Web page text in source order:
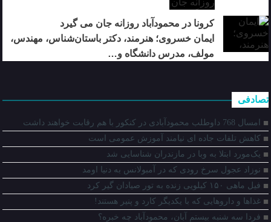
کرونا در محمودآباد روزانه جان می گیرد
ایمان خسروی؛ هنرمند، دکتر باستان‌شناس، مهندس،
مولف، مدرس دانشگاه و…
تصادفی
امسال 768 داوطلب محمودآبادی در کنکور با هم رقابت خواهند داشت
کاهش تلفات جاده ای نیامند آموزش عمومی است
یک‌مورد ابتلا به وبا در مازندران شناسایی شد
نوزاد عجول سرخ رودی که در آمبولانس به دنیا اومد
فیل ماهی ۱۵۰ کیلویی زنده به تور صیادان گیر کرد
غذاها و داروهایی که با یکدیگر کارد و پنیر هستند!
فردا سه شنبه بیستم آبان، محمودآباد چه خبره؟